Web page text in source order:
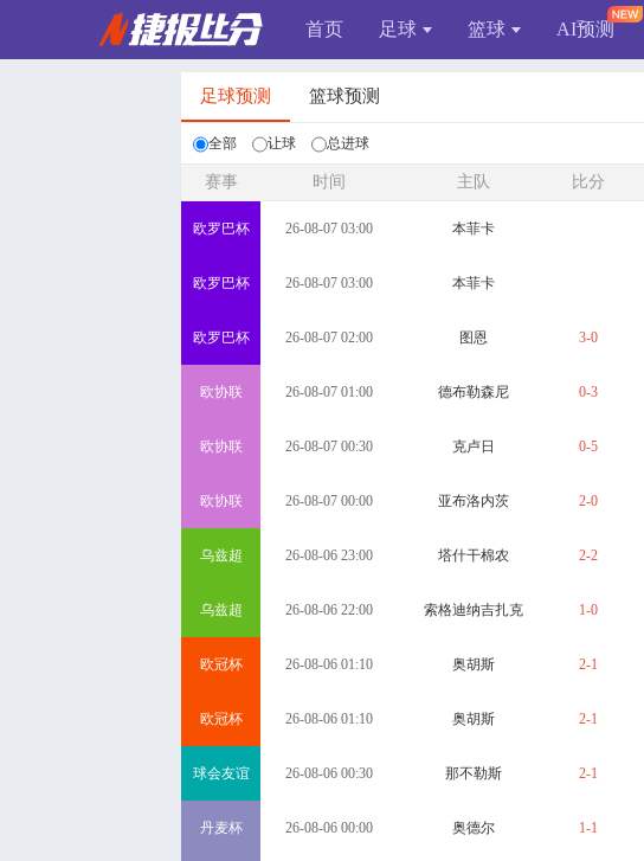
首页 足球 篮球 AI预测
足球预测 篮球预测
全部 让球 总进球
赛事 时间 主队 比分
欧罗巴杯 26-08-07 03:00 本菲卡
欧罗巴杯 26-08-07 03:00 本菲卡
欧罗巴杯 26-08-07 02:00 图恩 3-0
欧协联 26-08-07 01:00 德布勒森尼 0-3
欧协联 26-08-07 00:30 克卢日 0-5
欧协联 26-08-07 00:00 亚布洛内茨 2-0
乌兹超 26-08-06 23:00 塔什干棉农 2-2
乌兹超 26-08-06 22:00 索格迪纳吉扎克 1-0
欧冠杯 26-08-06 01:10 奥胡斯 2-1
欧冠杯 26-08-06 01:10 奥胡斯 2-1
球会友谊 26-08-06 00:30 那不勒斯 2-1
丹麦杯 26-08-06 00:00 奥德尔 1-1